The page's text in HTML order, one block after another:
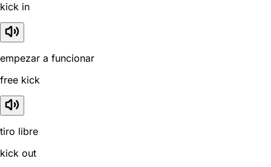
kick in
empezar a funcionar
free kick
tiro libre
kick out